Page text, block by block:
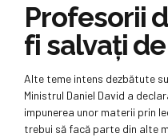
Profesorii
fi salvați
Alte teme intens dezbătute
Ministrul Daniel David a
impunerea unor materii prin
trebui să facă parte din alte